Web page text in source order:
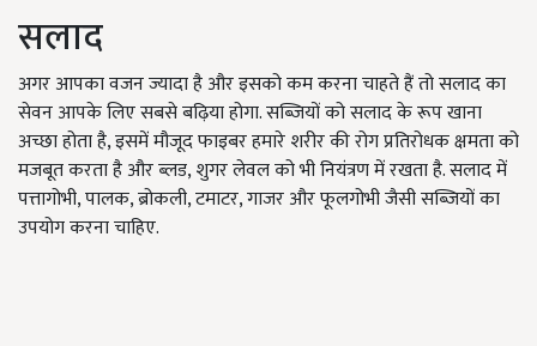
सलाद
अगर आपका वजन ज्यादा है और इसको कम करना चाहते हैं तो सलाद का
सेवन आपके लिए सबसे बढ़िया होगा. सब्जियों को सलाद के रूप खाना
अच्छा होता है,इसमें मौजूद फाइबर हमारे शरीर की रोग प्रतिरोधक क्षमता को
मजबूत करता है और ब्लड,शुगर लेवल को भी नियंत्रण में रखता है. सलाद में
पत्तागोभी,पालक,ब्रोकली,टमाटर,गाजर और फूलगोभी जैसी सब्जियों का
उपयोग करना चाहिए.